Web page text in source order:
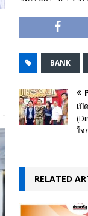
BANK
เปิ
ใจ
RELATED